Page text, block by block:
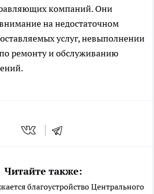
компаний. Они
на недостаточном
услуг, невыполнении
ремонту и обслуживанию
Читайте также:
благоустройство Центрального